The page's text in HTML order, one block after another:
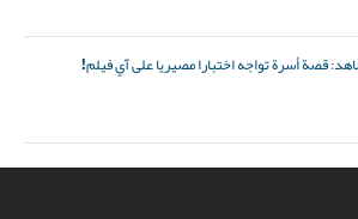
قصة أسرة تواجه اختبارا مصيريا على آي فيلم!